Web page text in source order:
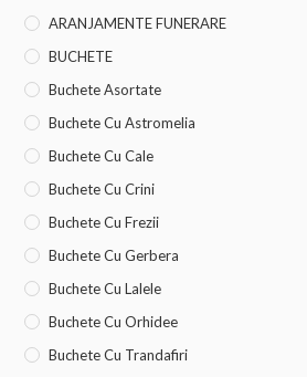
ARANJAMENTE FUNERARE
BUCHETE
Buchete Asortate
Buchete Cu Astromelia
Buchete Cu Cale
Buchete Cu Crini
Buchete Cu Frezii
Buchete Cu Gerbera
Buchete Cu Lalele
Buchete Cu Orhidee
Buchete Cu Trandafiri